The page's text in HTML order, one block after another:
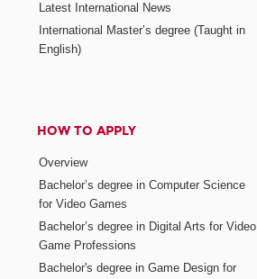
Latest International News
International Master’s degree (Taught in
English)
HOW TO APPLY
Overview
Bachelor’s degree in Computer Science
for Video Games
Bachelor’s degree in Digital Arts for Video
Game Professions
Bachelor's degree in Game Design for